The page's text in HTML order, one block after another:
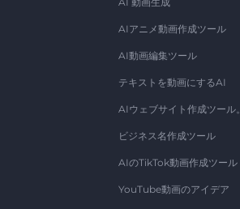
AIアニメ動画作成ツール
AI動画編集ツール
テキストを動画にするAI
AIウェブサイト作成ツール。
ビジネス名作成ツール
AIのTikTok動画作成ツール
YouTube動画のアイデア